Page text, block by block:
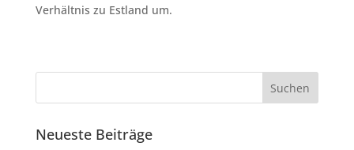
Verhältnis zu Estland um.
Neueste Beiträge